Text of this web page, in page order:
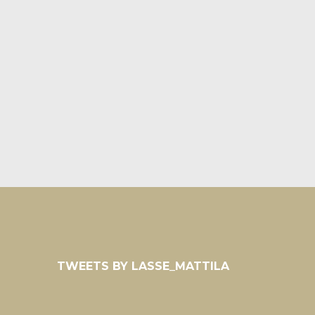
TWEETS BY LASSE_MATTILA